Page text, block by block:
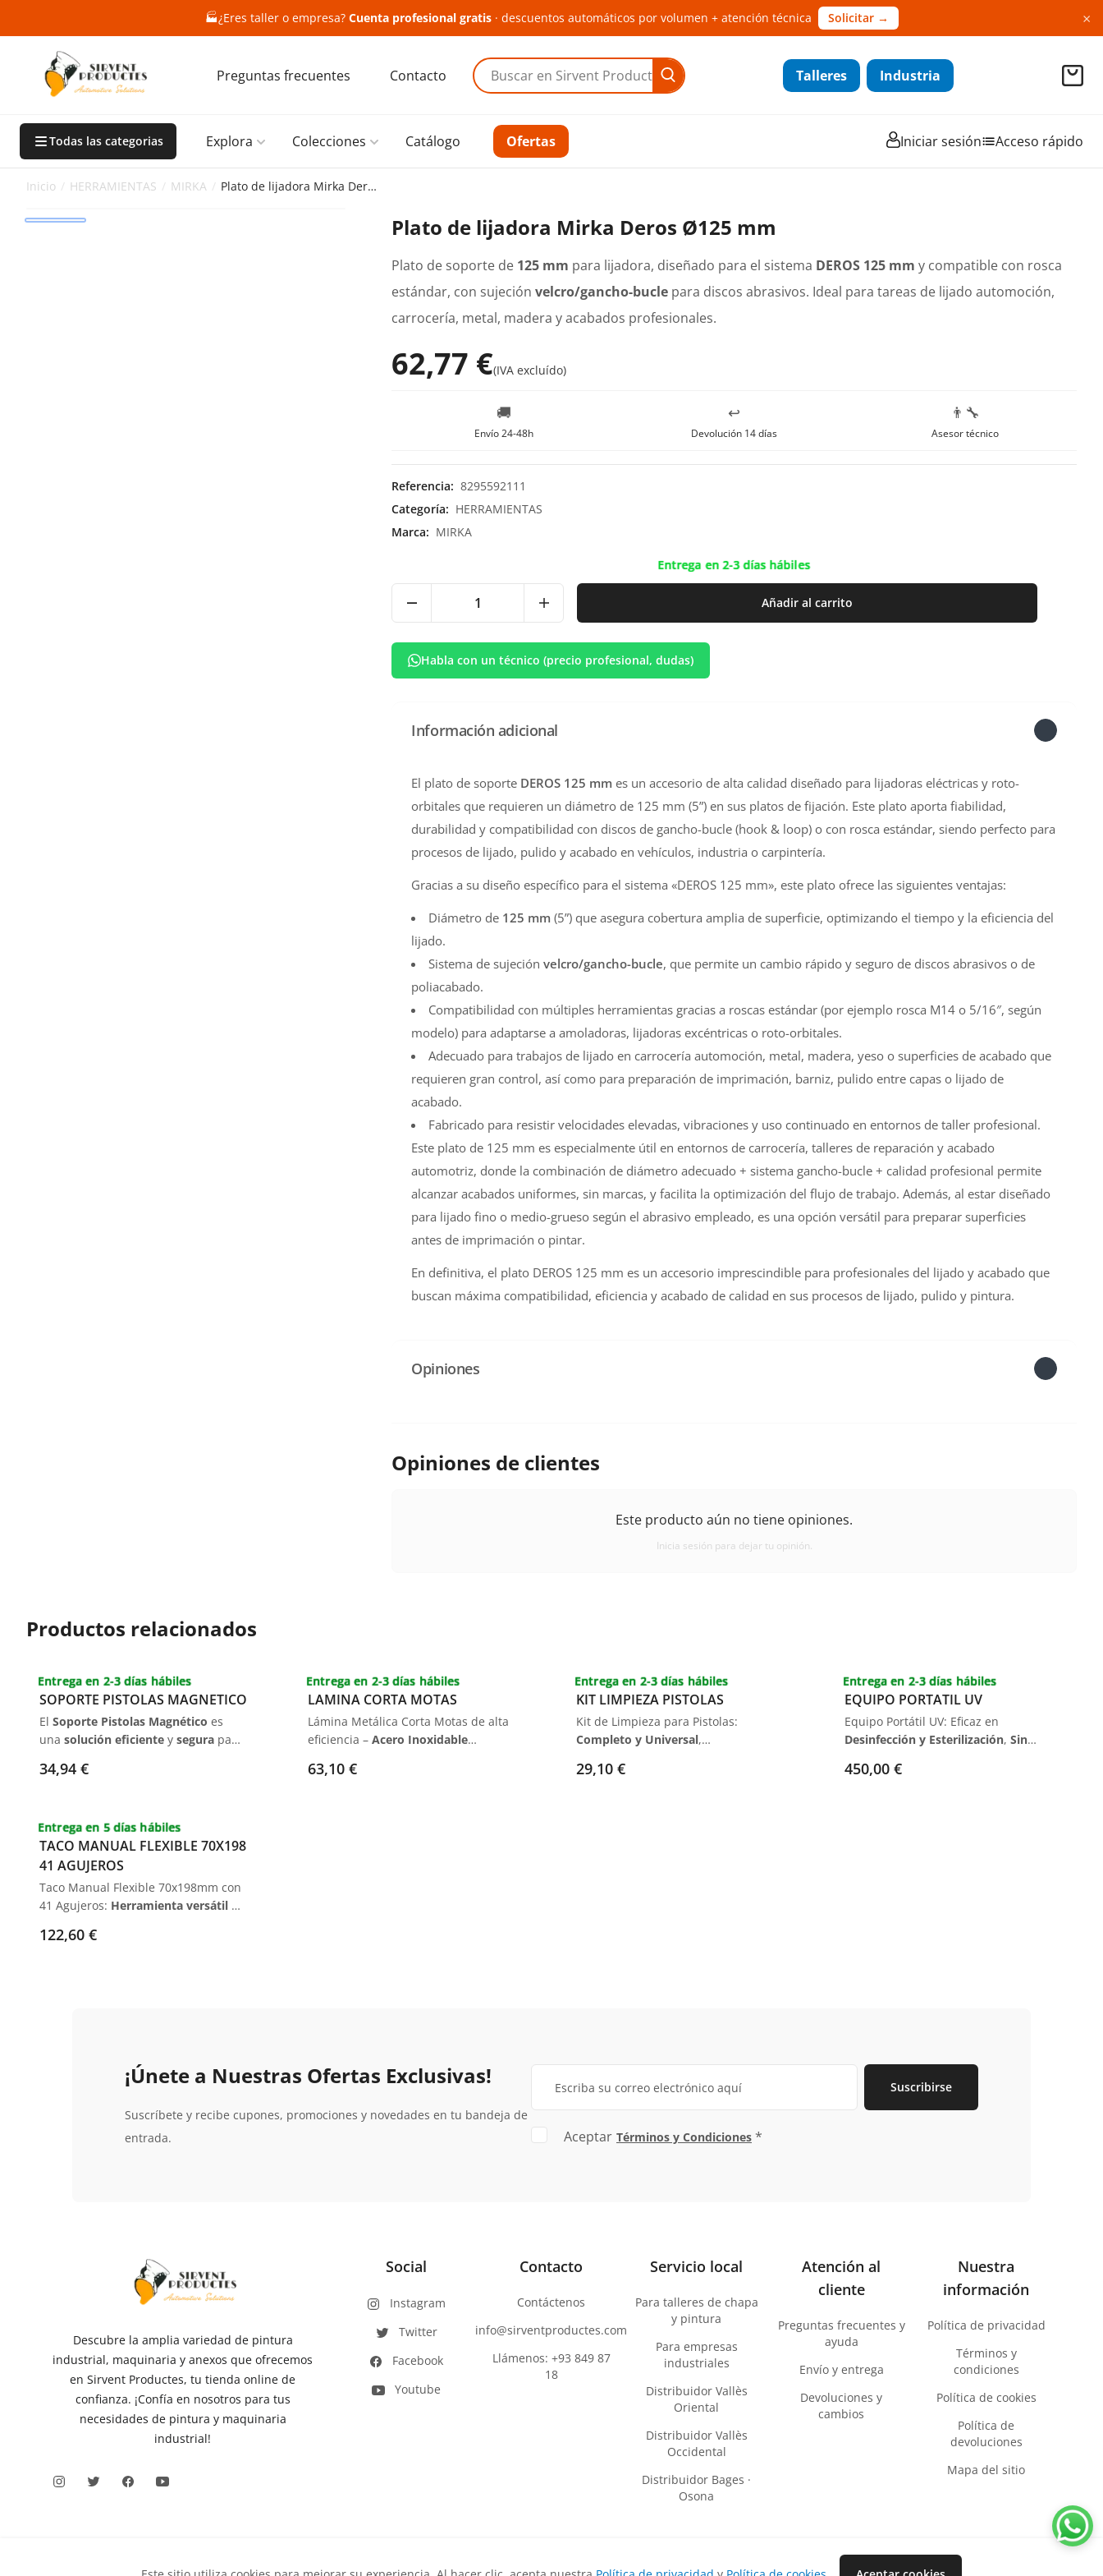
🏭¿Eres taller o empresa? Cuenta profesional gratis· descuentos automáticos por volumen + atención técnica Solicitar → ×
Preguntas frecuentes Contacto Buscar en Sirvent Productes Talleres Industria
Todas las categorias Explora Colecciones Catálogo Ofertas Iniciar sesión Acceso rápido
Inicio / HERRAMIENTAS / MIRKA / Plato de lijadora Mirka Deros Ø125 mm
Plato de lijadora Mirka Deros Ø125 mm
Plato de soporte de 125 mm para lijadora, diseñado para el sistema DEROS 125 mm y compatible con rosca
estándar, con sujeciónvelcro/gancho-bucle para discos abrasivos. Ideal para tareas de lijado automoción,
carrocería, metal, madera y acabados profesionales.
62,77 €(IVA excluído)
🚚
Envío 24-48h
↩️
Devolución 14 días
👨‍🔧
Asesor técnico
Referencia: 8295592111
Categoría: HERRAMIENTAS
Marca: MIRKA
Entrega en 2-3 días hábiles
Añadir al carrito
Habla con un técnico (precio profesional, dudas)
Información adicional
El plato de soporte DEROS 125 mm es un accesorio de alta calidad diseñado para lijadoras eléctricas y roto-
orbitales que requieren un diámetro de 125 mm (5”) en sus platos de fijación. Este plato aporta fiabilidad,
durabilidad y compatibilidad con discos de gancho-bucle (hook & loop) o con rosca estándar, siendo perfecto para
procesos de lijado, pulido y acabado en vehículos, industria o carpintería.
Gracias a su diseño específico para el sistema «DEROS 125 mm», este plato ofrece las siguientes ventajas:
Diámetro de 125 mm (5”) que asegura cobertura amplia de superficie, optimizando el tiempo y la eficiencia del
lijado.
Sistema de sujeciónvelcro/gancho-bucle, que permite un cambio rápido y seguro de discos abrasivos o de
poliacabado.
Compatibilidad con múltiples herramientas gracias a roscas estándar (por ejemplo rosca M14 o 5/16″, según
modelo) para adaptarse a amoladoras, lijadoras excéntricas o roto-orbitales.
Adecuado para trabajos de lijado en carrocería automoción, metal, madera, yeso o superficies de acabado que
requieren gran control, así como para preparación de imprimación, barniz, pulido entre capas o lijado de
acabado.
Fabricado para resistir velocidades elevadas, vibraciones y uso continuado en entornos de taller profesional.
Este plato de 125 mm es especialmente útil en entornos de carrocería, talleres de reparación y acabado
automotriz, donde la combinación de diámetro adecuado + sistema gancho-bucle + calidad profesional permite
alcanzar acabados uniformes, sin marcas, y facilita la optimización del flujo de trabajo. Además, al estar diseñado
para lijado fino o medio-grueso según el abrasivo empleado, es una opción versátil para preparar superficies
antes de imprimación o pintar.
En definitiva, el plato DEROS 125 mm es un accesorio imprescindible para profesionales del lijado y acabado que
buscan máxima compatibilidad, eficiencia y acabado de calidad en sus procesos de lijado, pulido y pintura.
Opiniones
Opiniones de clientes
Este producto aún no tiene opiniones.
Inicia sesión para dejar tu opinión.
Productos relacionados
Entrega en 2-3 días hábiles
SOPORTE PISTOLAS MAGNETICO
El Soporte Pistolas Magnético es
una solución eficiente y segura para
pulverización
potentes imanes que facilitan su
instalación y movilidad dentro de la
cabina de pulverización
34,94 €
Entrega en 2-3 días hábiles
LAMINA CORTA MOTAS
Lámina Metálica Corta Motas de alta
eficiencia – Acero Inoxidable
Diseño Especializado para
63,10 €
Entrega en 2-3 días hábiles
KIT LIMPIEZA PISTOLAS
Kit de Limpieza para Pistolas:
Completo y Universal,
Mantenimiento Efectivo
29,10 €
Entrega en 2-3 días hábiles
EQUIPO PORTATIL UV
Equipo Portátil UV: Eficaz en
Desinfección y Esterilización, Sin
Aplicaciones
450,00 €
Entrega en 5 días hábiles
TACO MANUAL FLEXIBLE 70X198
41 AGUJEROS
Taco Manual Flexible 70x198mm con
41 Agujeros: Herramienta versátil y
parasuperficies cóncavas y
122,60 €
¡Únete a Nuestras Ofertas Exclusivas!
Suscríbete y recibe cupones, promociones y novedades en tu bandeja de
entrada.
Suscribirse
Aceptar Términos y Condiciones *
Descubre la amplia variedad de pintura
industrial, maquinaria y anexos que ofrecemos
en Sirvent Productes, tu tienda online de
confianza. ¡Confía en nosotros para tus
necesidades de pintura y maquinaria
industrial!
Social
Instagram
Twitter
Facebook
Youtube
Contacto
Contáctenos
info@sirventproductes.com
Llámenos: +93 849 87
18
Servicio local
Para talleres de chapa
y pintura
Para empresas
industriales
Distribuidor Vallès
Oriental
Distribuidor Vallès
Occidental
Distribuidor Bages ·
Osona
Atención al
cliente
Preguntas frecuentes y
ayuda
Envío y entrega
Devoluciones y
cambios
Nuestra
información
Política de privacidad
Términos y
condiciones
Política de cookies
Política de
devoluciones
Mapa del sitio